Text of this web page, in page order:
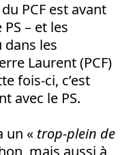
PCF est avant
– et les
dans les
Laurent (PCF)
fois-ci, c’est
avec le PS.
un « trop-plein de
mais aussi à